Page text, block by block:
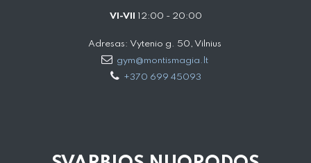
VI-VII 12:00 - 20:00
Adresas: Vytenio g. 50, Vilnius
gym@montismagia.lt
+370 699 45093